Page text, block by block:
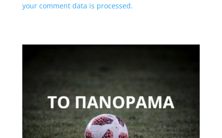
your comment data is processed.